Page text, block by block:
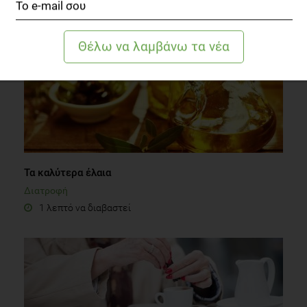
Τα καλύτερα έλαια
Διατροφή
1 λεπτό να διαβαστεί